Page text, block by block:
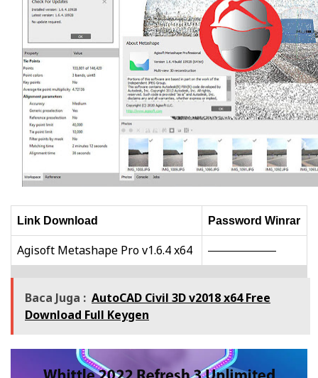
Link Download Password Winrar
Agisoft Metashape Pro v1.6.4 x64 ——————
Baca Juga : AutoCAD Civil 3D v2018 x64 Free
Download Full Keygen